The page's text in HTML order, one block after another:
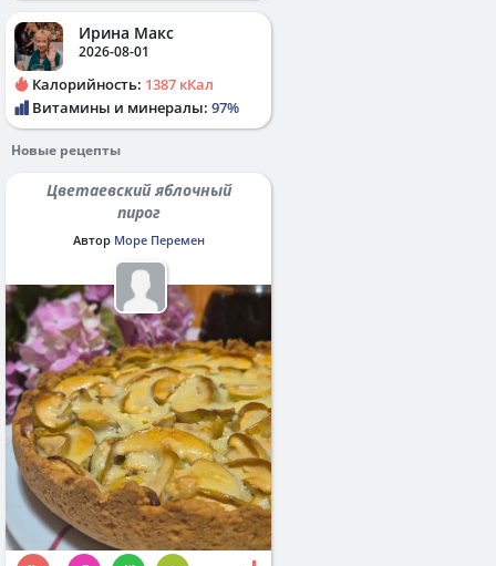
Ирина Макс
2026-08-01
Калорийность: 1387 кКал
Витамины и минералы: 97%
Новые рецепты
Цветаевский яблочный
пирог
Автор Море Перемен